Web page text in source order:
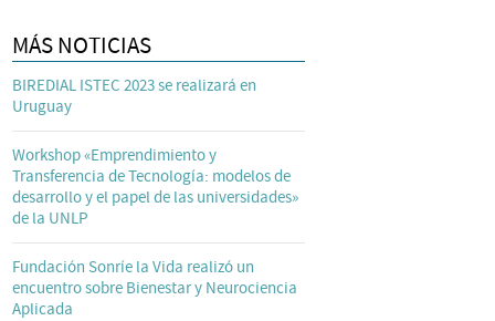
MÁS NOTICIAS
BIREDIAL ISTEC 2023 se realizará en
Uruguay
Workshop «Emprendimiento y
Transferencia de Tecnología: modelos de
desarrollo y el papel de las universidades»
de la UNLP
Fundación Sonríe la Vida realizó un
encuentro sobre Bienestar y Neurociencia
Aplicada